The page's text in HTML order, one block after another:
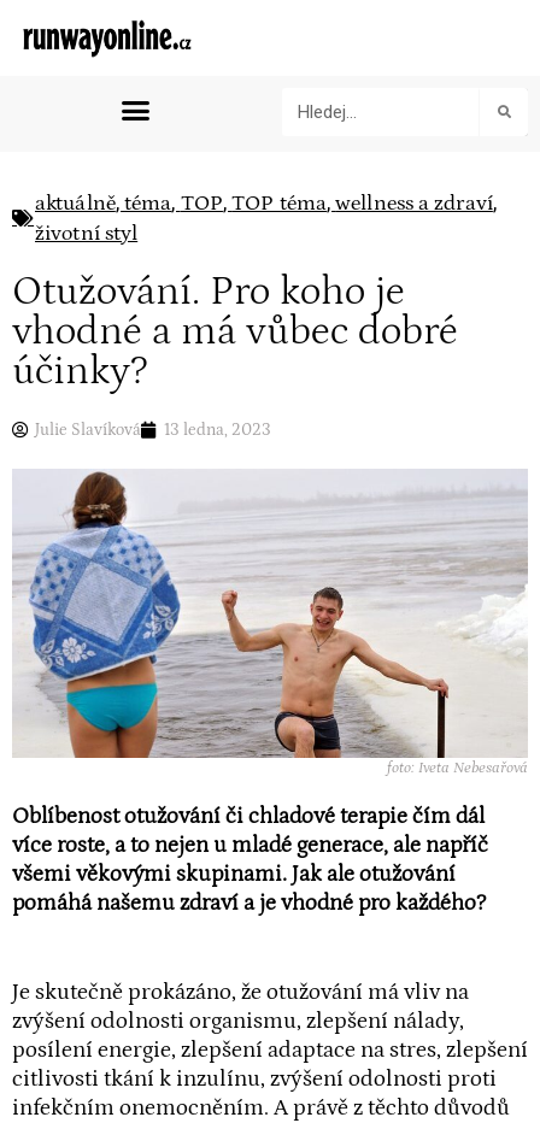
aktuálně,téma, TOP,TOP téma,wellness a zdraví,
životní styl
Otužování. Pro koho je
vhodné a má vůbec dobré
účinky?
Julie Slavíková 13 ledna, 2023
foto: Iveta Nebesařová
Oblíbenost otužování či chladové terapie čím dál
více roste, a to nejen u mladé generace, ale napříč
všemi věkovými skupinami. Jak ale otužování
pomáhá našemu zdraví a je vhodné pro každého?
Je skutečně prokázáno, že otužování má vliv na
zvýšení odolnosti organismu, zlepšení nálady,
posílení energie, zlepšení adaptace na stres, zlepšení
citlivosti tkání k inzulínu, zvýšení odolnosti proti
infekčním onemocněním. A právě z těchto důvodů